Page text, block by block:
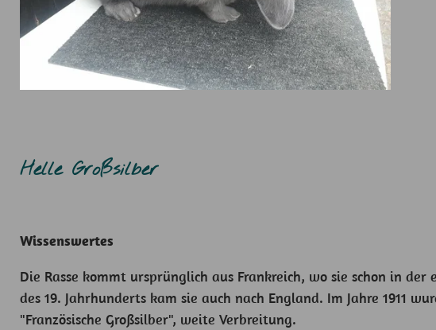
Helle Großsilber
Wissenswertes
Die Rasse kommt ursprünglich aus Frankreich, wo sie schon in
des 19. Jahrhunderts kam sie auch nach England. Im Jahre 1911
"Französische Großsilber", weite Verbreitung.